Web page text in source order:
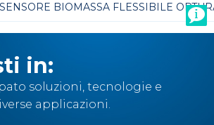
SENSORE BIOMASSA FLESSIBILE
in:
soluzioni, tecnologie e
applicazioni.